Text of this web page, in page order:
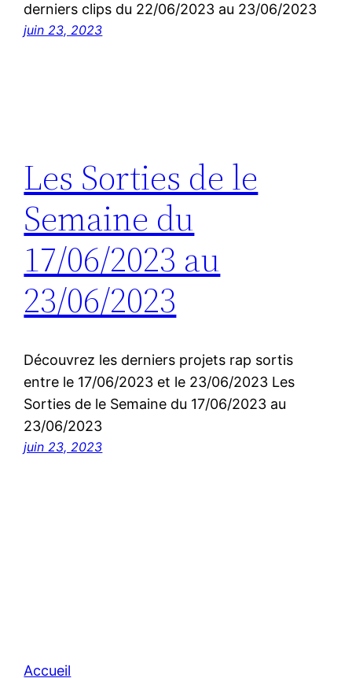
derniers clips du 22/06/2023 au 23/06/2023
juin 23, 2023
Les Sorties de le
Semaine du
17/06/2023 au
23/06/2023
Découvrez les derniers projets rap sortis
entre le 17/06/2023 et le 23/06/2023 Les
Sorties de le Semaine du 17/06/2023 au
23/06/2023
juin 23, 2023
Accueil